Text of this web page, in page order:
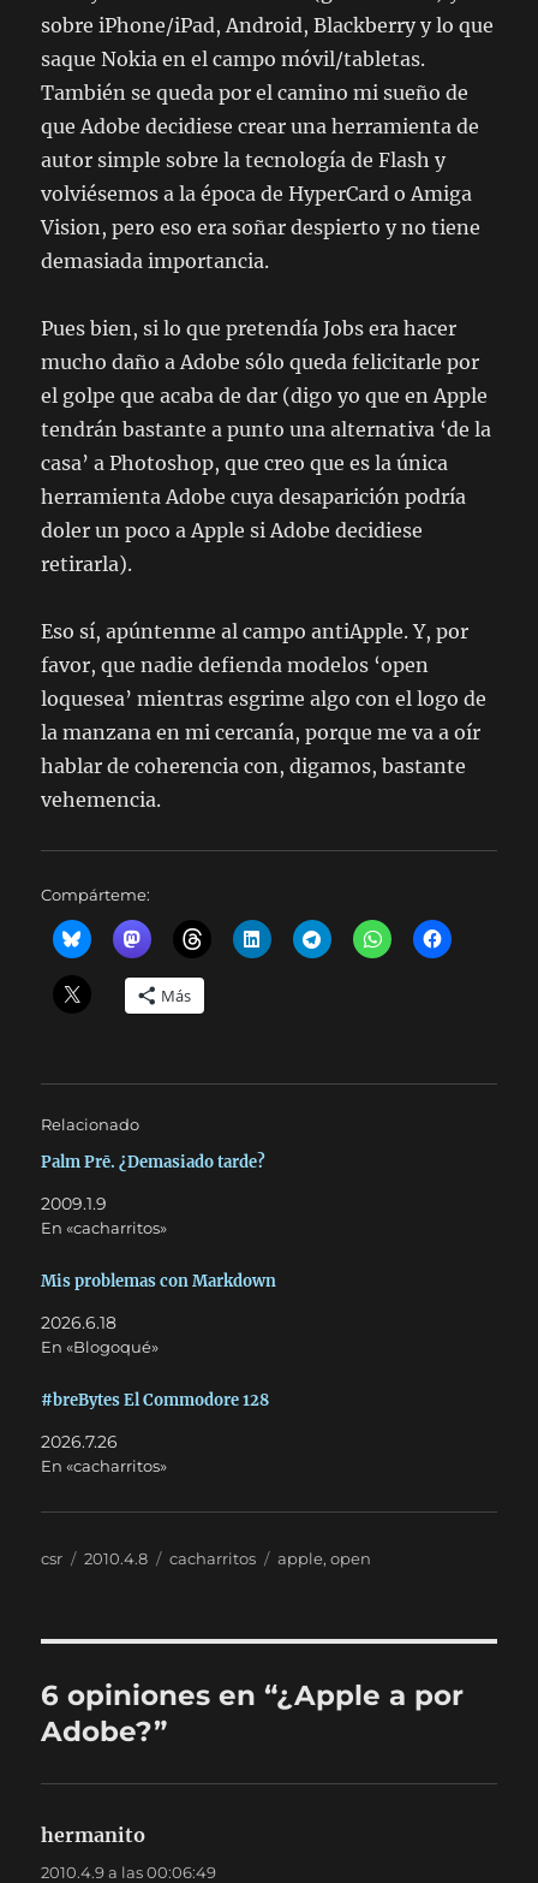
sobre iPhone/iPad, Android, Blackberry y lo que
saque Nokia en el campo móvil/tabletas.
También se queda por el camino mi sueño de
que Adobe decidiese crear una herramienta de
autor simple sobre la tecnología de Flash y
volviésemos a la época de HyperCard o Amiga
Vision, pero eso era soñar despierto y no tiene
demasiada importancia.
Pues bien, si lo que pretendía Jobs era hacer
mucho daño a Adobe sólo queda felicitarle por
el golpe que acaba de dar (digo yo que en Apple
tendrán bastante a punto una alternativa ‘de la
casa’ a Photoshop, que creo que es la única
herramienta Adobe cuya desaparición podría
doler un poco a Apple si Adobe decidiese
retirarla).
Eso sí, apúntenme al campo antiApple. Y, por
favor, que nadie defienda modelos ‘open
loquesea’ mientras esgrime algo con el logo de
la manzana en mi cercanía, porque me va a oír
hablar de coherencia con, digamos, bastante
vehemencia.
Compárteme:
Más
Relacionado
Palm Prē. ¿Demasiado tarde?
2009.1.9
En «cacharritos»
Mis problemas con Markdown
2026.6.18
En «Blogoqué»
#breBytes El Commodore 128
2026.7.26
En «cacharritos»
Autor
csr
Publicado
2010.4.8 Categorías
cacharritos Etiquetas
apple,open
6 opiniones en “¿Apple a por
Adobe?”
hermanito
2010.4.9 a las 00:06:49